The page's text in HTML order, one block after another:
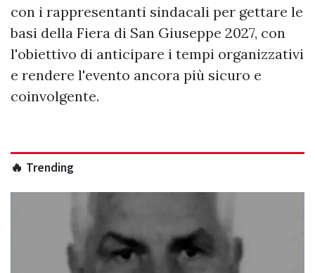
con i rappresentanti sindacali per gettare le
basi della Fiera di San Giuseppe 2027, con
l'obiettivo di anticipare i tempi organizzativi
e rendere l'evento ancora più sicuro e
coinvolgente.
🔥 Trending